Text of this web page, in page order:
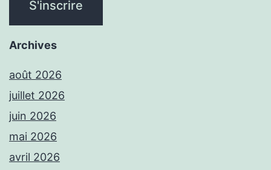
Archives
août 2026
juillet 2026
juin 2026
mai 2026
avril 2026